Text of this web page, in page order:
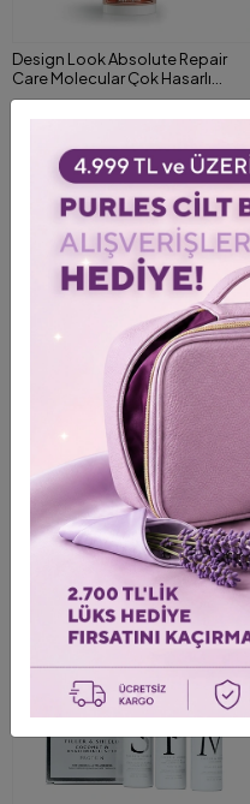
Design Look Absolute Repair
Care Molecular Çok Hasarlı
Saçlar için Yoğun Onarıcı Serum
50 ml
2.179,00 TL2.725,00 TL
+ 3
Designlook Absolut Repair Care
Molecular Çok Hasarlı Saçlar için
Yoğun Onarıcı Şampuan 300 ml
1.248,00 TL1.560,00 TL
ColoristPRO Giriş
Shipping To